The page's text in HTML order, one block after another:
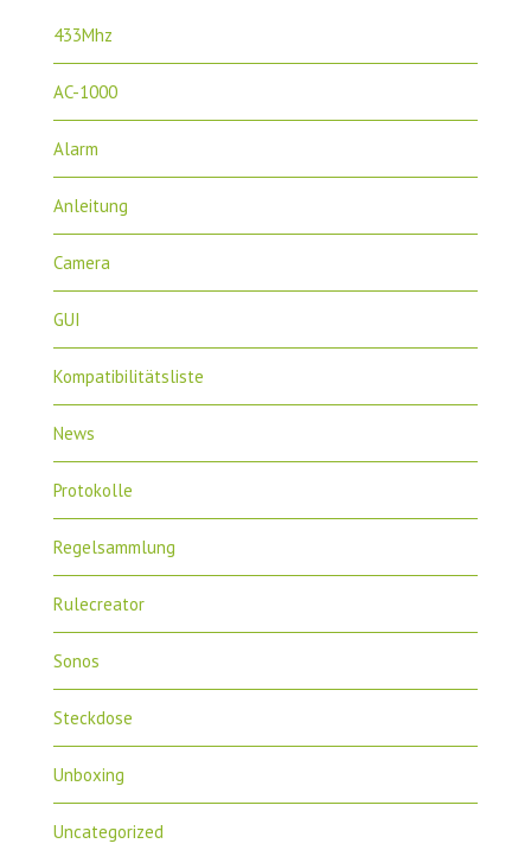
433Mhz
AC-1000
Alarm
Anleitung
Camera
GUI
Kompatibilitätsliste
News
Protokolle
Regelsammlung
Rulecreator
Sonos
Steckdose
Unboxing
Uncategorized